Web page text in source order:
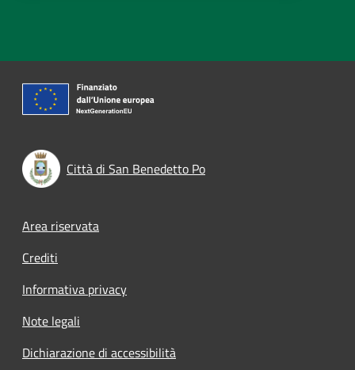
Città di San Benedetto Po
Footer menu
Area riservata
Crediti
Informativa privacy
Note legali
Dichiarazione di accessibilità